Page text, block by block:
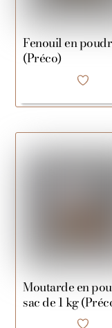
Fenouil en
(Préco)
Moutarde en
sac de 1 kg